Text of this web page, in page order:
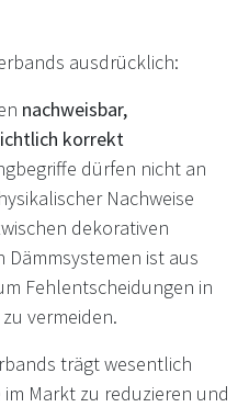
ausdrücklich:
nachweisbar,
korrekt
dürfen nicht an
Nachweise
dekorativen
ist aus
Fehlentscheidungen in
vermeiden.
trägt wesentlich
Markt zu reduzieren und